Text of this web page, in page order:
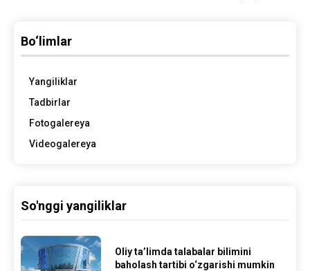
Bo‘limlar
Yangiliklar
Tadbirlar
Fotogalereya
Videogalereya
So'nggi yangiliklar
Oliy ta’limda talabalar bilimini
baholash tartibi o‘zgarishi mumkin